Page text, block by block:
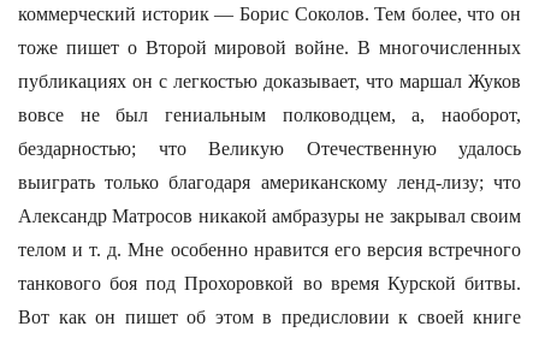
коммерческий историк — Борис Соколов. Тем более, что он
тоже пишет о Второй мировой войне. В многочисленных
публикациях он с легкостью доказывает, что маршал Жуков
вовсе не был гениальным полководцем, а, наоборот,
бездарностью; что Великую Отечественную удалось
выиграть только благодаря американскому ленд-лизу; что
Александр Матросов никакой амбразуры не закрывал своим
телом и т. д. Мне особенно нравится его версия встречного
танкового боя под Прохоровкой во время Курской битвы.
Вот как он пишет об этом в предисловии к своей книге